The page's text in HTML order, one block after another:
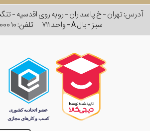
سبز - بال A - واحد ۷۱۱
تلفن:۰۲۱ -